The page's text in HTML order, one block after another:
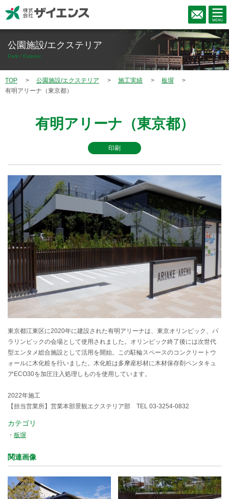
公園施設/エクステリア
Park / Exterior
TOP 公園施設/エクステリア 施工実績
板塀
有明アリーナ（東京都）
有明アリーナ（東京都）
印刷
東京都江東区に2020年に建設された有明アリーナは、東京オリンピック、パ
ラリンピックの会場として使用されました。オリンピック終了後には次世代
型エンタメ総合施設として活用を開始。この駐輪スペースのコンクリートウ
ォールに木化粧を行いました。木化粧は多摩産杉材に木材保存剤ペンタキュ
アECO30を加圧注入処理しものを使用しています。
2022年施工
【担当営業所】営業本部景観エクステリア部 TEL 03-3254-0832
カテゴリ
板塀
関連画像